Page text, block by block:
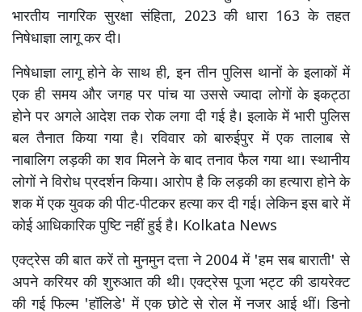
भारतीय नागरिक सुरक्षा संहिता, 2023 की धारा 163 के तहत
निषेधाज्ञा लागू कर दी।
निषेधाज्ञा लागू होने के साथ ही, इन तीन पुलिस थानों के इलाकों में
एक ही समय और जगह पर पांच या उससे ज्यादा लोगों के इकट्ठा
होने पर अगले आदेश तक रोक लगा दी गई है। इलाके में भारी पुलिस
बल तैनात किया गया है। रविवार को बारुईपुर में एक तालाब से
नाबालिग लड़की का शव मिलने के बाद तनाव फैल गया था। स्थानीय
लोगों ने विरोध प्रदर्शन किया। आरोप है कि लड़की का हत्यारा होने के
शक में एक युवक की पीट-पीटकर हत्या कर दी गई। लेकिन इस बारे में
कोई आधिकारिक पुष्टि नहीं हुई है। Kolkata News
एक्ट्रेस की बात करें तो मुनमुन दत्ता ने 2004 में 'हम सब बाराती' से
अपने करियर की शुरुआत की थी। एक्ट्रेस पूजा भट्ट की डायरेक्ट
की गई फिल्म 'हॉलिडे' में एक छोटे से रोल में नजर आई थीं। डिनो